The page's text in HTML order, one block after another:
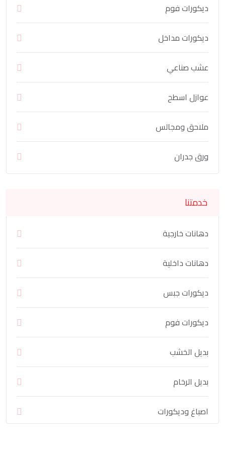
ديكورات فوم
ديكورات مداخل
عشب صناعي
عوازل اسطح
ملاحق ومجالس
ورق جدران
خدمتنا
دهانات خارجية
دهانات داخلية
ديكورات جبس
ديكورات فوم
بديل الخشب
بديل الرخام
اصباغ وديكورات